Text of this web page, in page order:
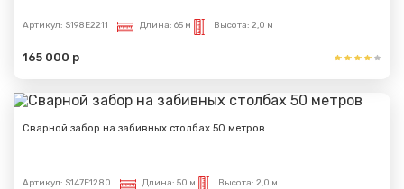
Артикул: S198E2211 Длина: 65 м Высота: 2,0 м
165 000 р
Сварной забор на забивных столбах 50 метров
Артикул: S147E1280 Длина: 50 м Высота: 2,0 м
Сообщение успешно
отправлено